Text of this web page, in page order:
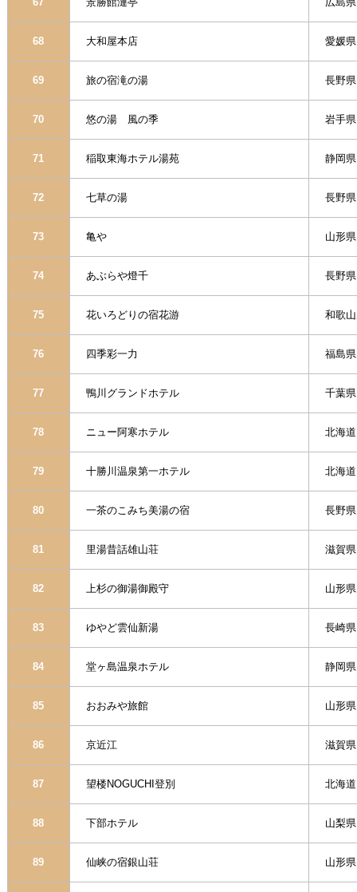
68 大和屋本店 愛媛
69 旅の宿滝の湯 長野
70 悠の湯 風の季 岩手
71 稲取東海ホテル湯苑 静岡
72 七草の湯 長野
73 亀や 山形
74 あぶらや燈千 長野
75 花いろどりの宿花游 和歌
76 四季彩一力 福島
77 鴨川グランドホテル 千葉
78 ニュー阿寒ホテル 北海
79 十勝川温泉第一ホテル 北海
80 一茶のこみち美湯の宿 長野
81 里湯昔話雄山荘 滋賀
82 上杉の御湯御殿守 山形
83 ゆやど雲仙新湯 長崎
84 堂ヶ島温泉ホテル 静岡
85 おおみや旅館 山形
86 京近江 滋賀
87 望楼NOGUCHI登別 北海
88 下部ホテル 山梨
89 仙峡の宿銀山荘 山形